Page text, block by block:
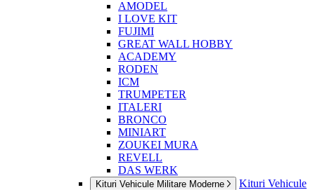
AMODEL
I LOVE KIT
FUJIMI
GREAT WALL HOBBY
ACADEMY
RODEN
ICM
TRUMPETER
ITALERI
BRONCO
MINIART
ZOUKEI MURA
REVELL
DAS WERK
Kituri Vehicule Militare Moderne
Kituri Vehicule